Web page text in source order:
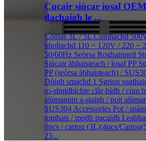
Cucair siùcar ìosal
dachaigh le ...
Comas 3L / 5L Cumhachd
bholtachd 110 ~ 120V / 220 ~
50/60Hz Seòrsa Roghainneil
Siùcair àbhaisteach / ìosal PP
PP (seòrsa àbhaisteach) /
Dòigh smachd 1 Sgrion
ro-shuidhichte clàr-bìdh / cùm
alùmanum a-staigh / poit
SUS304 Accessories Pot /
tomhais / modh pacaidh
6pcs / carton (3L);4pcs/
23...